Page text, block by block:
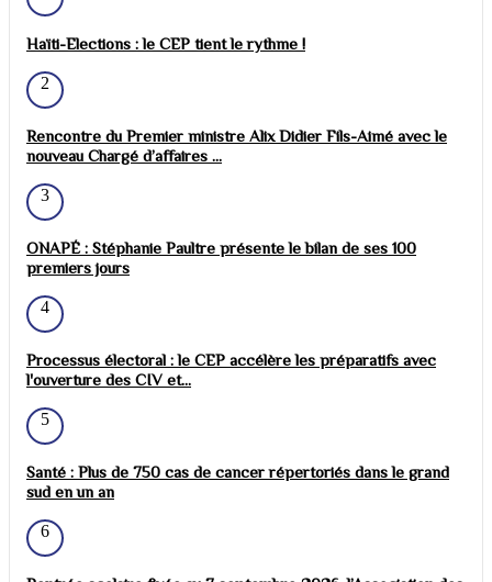
Haïti-Elections : le CEP tient le rythme !
2
Rencontre du Premier ministre Alix Didier Fils-Aimé avec le
nouveau Chargé d’affaires ...
3
ONAPÉ : Stéphanie Paultre présente le bilan de ses 100
premiers jours
4
Processus électoral : le CEP accélère les préparatifs avec
l'ouverture des CIV et...
5
Santé : Plus de 750 cas de cancer répertoriés dans le grand
sud en un an
6